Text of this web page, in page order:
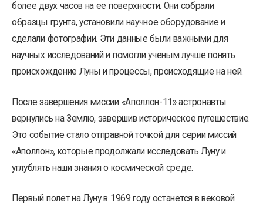
более двух часов на ее поверхности. Они собрали
образцы грунта, установили научное оборудование и
сделали фотографии. Эти данные были важными для
научных исследований и помогли ученым лучше понять
происхождение Луны и процессы, происходящие на ней.
После завершения миссии «Аполлон-11» астронавты
вернулись на Землю, завершив историческое путешествие.
Это событие стало отправной точкой для серии миссий
«Аполлон», которые продолжали исследовать Луну и
углублять наши знания о космической среде.
Первый полет на Луну в 1969 году останется в вековой